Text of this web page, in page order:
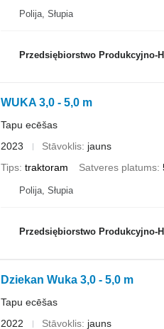
Polija, Słupia
Przedsiębiorstwo Produkcyjno-
WUKA 3,0 - 5,0 m
Tapu ecēšas
2023
Stāvoklis jauns
Tips traktoram Satveres platums
Polija, Słupia
Przedsiębiorstwo Produkcyjno-
Dziekan Wuka 3,0 - 5,0 m
Tapu ecēšas
2022
Stāvoklis jauns